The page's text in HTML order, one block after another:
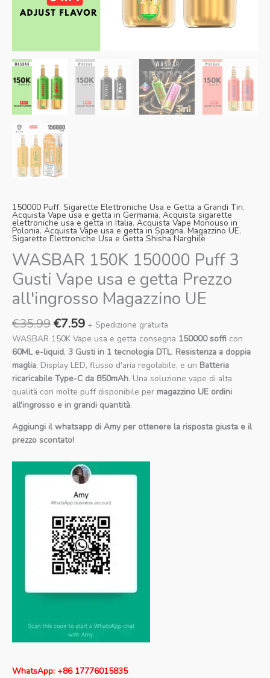
150000 Puff, Sigarette Elettroniche Usa e Getta a Grandi Tiri,
Acquista Vape usa e getta in Germania, Acquista sigarette
elettroniche usa e getta in Italia, Acquista Vape Monouso in
Polonia, Acquista Vape usa e getta in Spagna, Magazzino UE,
Sigarette Elettroniche Usa e Getta Shisha Narghilè
WASBAR 150K 150000 Puff 3
Gusti Vape usa e getta Prezzo
all'ingrosso Magazzino UE
€35.99€7.59 + Spedizione gratuita
WASBAR 150K Vape usa e getta consegna 150000 soffi con
60ML e-liquid, 3 Gusti in 1 tecnologia DTL, Resistenza a doppia
maglia, Display LED, flusso d'aria regolabile, e un Batteria
ricaricabile Type-C da 850mAh. Una soluzione vape di alta
qualità con molte puff disponibile per magazzino UE ordini
all'ingrosso e in grandi quantità.
Aggiungi il whatsapp di Amy per ottenere la risposta giusta e il
prezzo scontato!
WhatsApp: +86 17776015835
Latvian
Slovenian
Czech
Croatian